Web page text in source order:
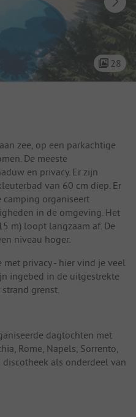
28
zee, op een parkachtige
De meeste
en privacy. Er zijn
van 60 cm diep. Er
camping organiseert
in de omgeving. Het
m) loopt langzaam af. De
niveau hoger.
privacy - hier vind je veel
ingebed in de uitgestrekte
grenst.
dagtochten met
Rome, Napels, Sorrento,
discotheek als onderdeel van